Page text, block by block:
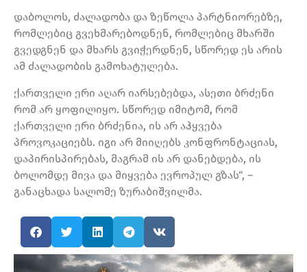
დაბოლოს, ძალადობა და ზეწოლა პარტნიორებზე,
რომლებიც გვეხმარებოდნენ, რომლებიც მხარში
გვედგნენ და მხარს გვიჭერდნენ, სწორედ ეს არის
ამ ძალადობის გამოხატულება.
ქართველი ერი აღარ იარსებებდა, ასეთი ბრძენი
რომ არ ყოფილიყო. სწორედ იმიტომ, რომ
ქართველი ერი ბრძენია, ის არ აჰყვება
პროვოკაციებს. იგი არ მიიღებს კონფრონტაციას,
დაპირისპირებას, მაგრამ ის არ დანებდება, ის
ბოლომდე მივა და მიყვება ევროპულ გზას“, –
განაცხადა სალომე ზურაბიშვილმა.